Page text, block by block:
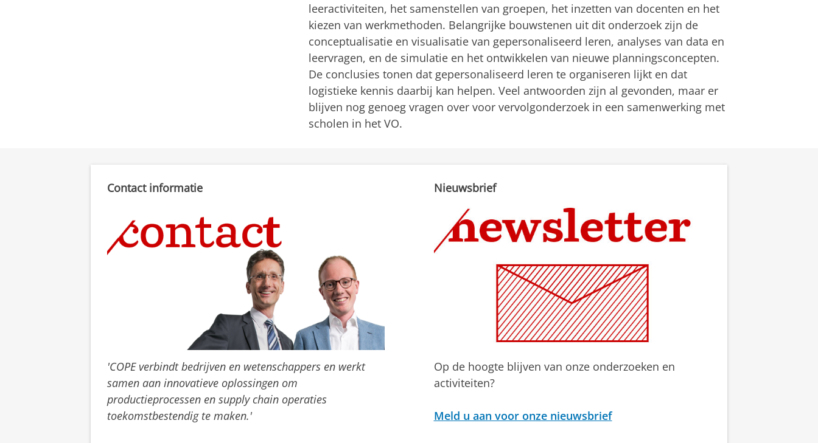
leeractiviteiten, het samenstellen van groepen, het inzetten van docenten en het
kiezen van werkmethoden. Belangrijke bouwstenen uit dit onderzoek zijn de
conceptualisatie en visualisatie van gepersonaliseerd leren, analyses van data en
leervragen, en de simulatie en het ontwikkelen van nieuwe planningsconcepten.
De conclusies tonen dat gepersonaliseerd leren te organiseren lijkt en dat
logistieke kennis daarbij kan helpen. Veel antwoorden zijn al gevonden, maar er
blijven nog genoeg vragen over voor vervolgonderzoek in een samenwerking met
scholen in het VO.
Contact informatie
'COPE verbindt bedrijven en wetenschappers en werkt
samen aan innovatieve oplossingen om
productieprocessen en supply chain operaties
toekomstbestendig te maken.'
Nieuwsbrief
Op de hoogte blijven van onze onderzoeken en
activiteiten?
Meld u aan voor onze nieuwsbrief